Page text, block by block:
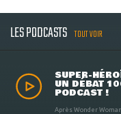
LES PODCASTS TOUT VOIR
SUPER-
UN DÉBAT
PODCAST !
Après Wonder